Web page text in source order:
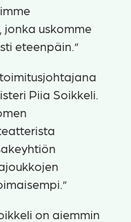
uskomme
eteenpäin.”
Piia Soikkeli.
on aiemmin